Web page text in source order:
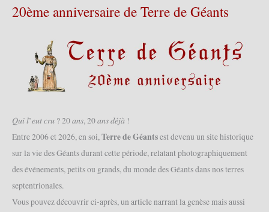
20ème anniversaire de Terre de Géants
𝑄𝑢𝑖 𝑙’𝑒𝑢𝑡 𝑐𝑟𝑢 ? 20 𝑎𝑛𝑠, 20 𝑎𝑛𝑠 𝑑𝑒́𝑗𝑎̀ !
Entre 2006 et 2026, en soi,Terre de Géantsest devenu un site historique
sur la vie des Géants durant cette période, relatant photographiquement
des événements, petits ou grands, du monde des Géants dans nos terres
septentrionales.
Vous pouvez découvrir ci-après, un article narrant la genèse mais aussi